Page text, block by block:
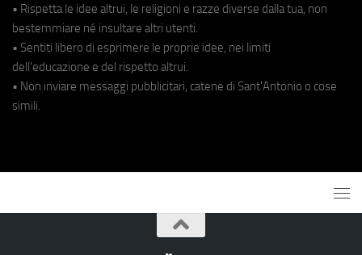
• Rispetta le idee altrui, le religioni e razze diverse dalla tua, non
bestemmiare né insultare altri utenti.
• Sentiti libero di esprimere le proprie idee, nei limiti
dell'educazione e del rispetto altrui.
• Non inviare messaggi pubblicitari, catene di Sant'Antonio o cose
simili.